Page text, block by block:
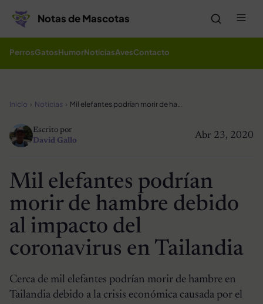
Notas de Mascotas
PerrosGatosHumorNoticiasAvesContacto
Inicio Noticias Mil elefantes podrían morir de hambre debido al impacto del coronavirus en Tailandia
Abr 23, 2020
Escrito por
David Gallo
Mil elefantes podrían
morir de hambre debido
al impacto del
coronavirus en Tailandia
Cerca de mil elefantes podrían morir de hambre en
Tailandia debido a la crisis económica causada por el